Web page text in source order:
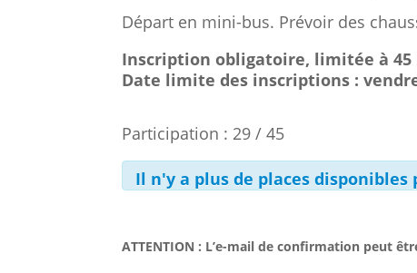
Départ en mini-bus. Prévoir des
Inscription obligatoire, limitée à 45
Date limite des inscriptions :
Participation : 29 / 45
Il n'y a plus de places
ATTENTION : L’e-mail de confirmation peut